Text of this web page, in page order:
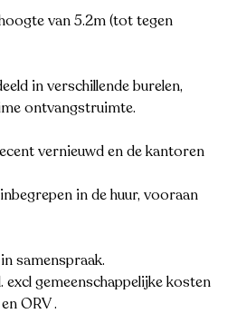
van 5.2m (tot tegen
in verschillende burelen,
ontvangstruimte.
vernieuwd en de kantoren
in de huur, vooraan
samenspraak.
gemeenschappelijke kosten
ORV .